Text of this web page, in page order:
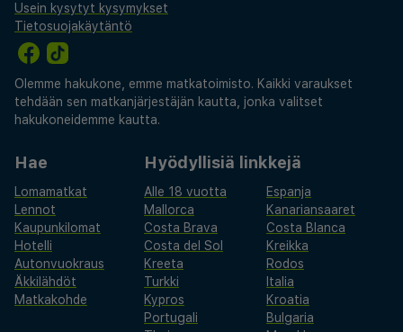
Usein kysytyt kysymykset
Tietosuojakäytäntö
Olemme hakukone, emme matkatoimisto. Kaikki varaukset
tehdään sen matkanjärjestäjän kautta, jonka valitset
hakukoneidemme kautta.
Hae
Lomamatkat
Lennot
Kaupunkilomat
Hotelli
Autonvuokraus
Äkkilähdöt
Matkakohde
Hyödyllisiä linkkejä
Alle 18 vuotta
Espanja
Mallorca
Kanariansaaret
Costa Brava
Costa Blanca
Costa del Sol
Kreikka
Kreeta
Rodos
Turkki
Italia
Kypros
Kroatia
Portugali
Bulgaria